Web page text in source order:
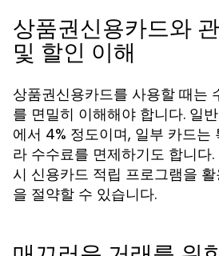
상품권신용카드와
및 할인 이해
상품권신용카드를 사용할 때는
를 면밀히 이해해야 합니다. 일
에서 4% 정도이며, 일부 카드는
라 수수료를 면제하기도 합니다
시 신용카드 적립 프로그램을
을 절약할 수 있습니다.